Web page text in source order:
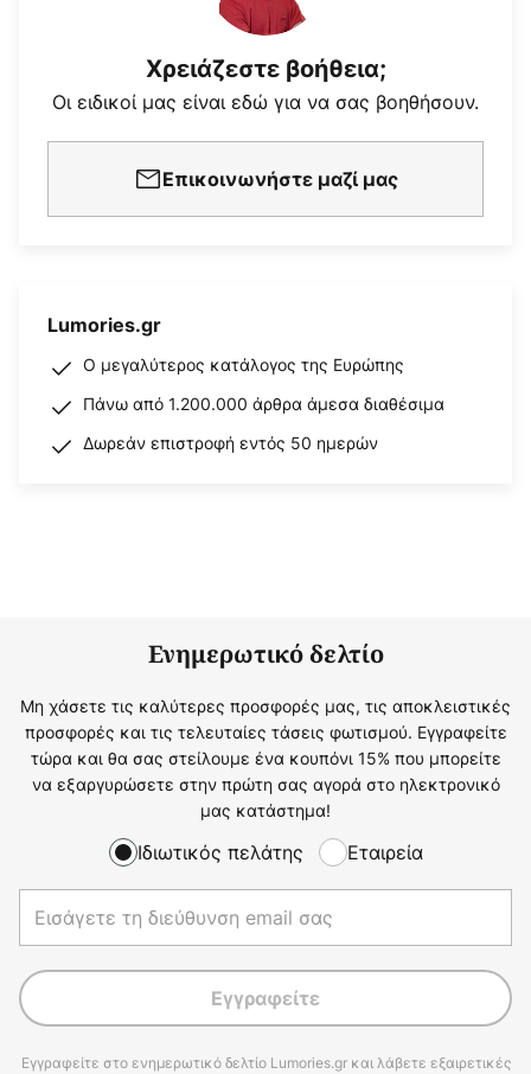
Χρειάζεστε βοήθεια;
Οι ειδικοί μας είναι εδώ για να σας βοηθήσουν.
Επικοινωνήστε μαζί μας
Lumories.gr
Ο μεγαλύτερος κατάλογος της Ευρώπης
Πάνω από 1.200.000 άρθρα άμεσα διαθέσιμα
Δωρεάν επιστροφή εντός 50 ημερών
Ενημερωτικό δελτίο
Μη χάσετε τις καλύτερες προσφορές μας, τις αποκλειστικές
προσφορές και τις τελευταίες τάσεις φωτισμού. Εγγραφείτε
τώρα και θα σας στείλουμε ένα κουπόνι 15% που μπορείτε
να εξαργυρώσετε στην πρώτη σας αγορά στο ηλεκτρονικό
μας κατάστημα!
Ιδιωτικός πελάτης Εταιρεία
Εγγραφείτε
Εγγραφείτε στο ενημερωτικό δελτίο Lumories.gr και λάβετε εξαιρετικές